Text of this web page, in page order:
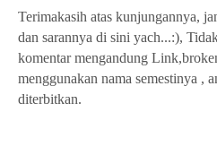
Terimakasih atas kunjungannya,
dan sarannya di sini yach...:),
komentar mengandung
menggunakan nama semestinya ,
diterbitkan.